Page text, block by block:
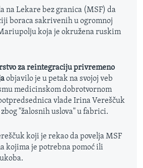
na Lekare bez granica (MSF) da
boraca sakrivenih u ogromnoj
koja je okružena ruskim
za reintegraciju privremeno
objavilo je u petak na svojoj veb
medicinskom dobrotvornom
vlade Irina Vereščuk
"žalosnih uslova" u fabrici.
koji je rekao da povelja MSF
kojima je potrebna pomoć ili